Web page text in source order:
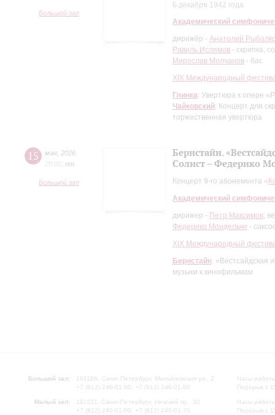
Большой зал
6 декабря 1942 года
Академический
дирижёр - Анатолий
Равиль Ислямов - скрипка,
Мирослав Молчанов - бас
XIХ Международный
Глинка: Увертюра к опере
Чайковский: Концерт для
торжественная увертюра
15 мая 2026
20:00 пт
Большой зал
Бернстайн.
Солист – Федерико
Концерт 9-го абонемента «
Академический
дирижер - Петр Максимов;
Федерико Мондельчи -
XIХ Международный
Бернстайн: «Вестсайдская
музыки к кинофильмам
Большой зал:
191186, Санкт-Петербург, Михайловская ул., 2
+7 (812) 240-01-00, +7 (812) 240-01-80
Малый зал:
191011, Санкт-Петербург, Невский пр., 30
+7 (812) 240-01-00, +7 (812) 240-01-70
Часы
Перерыв с
Часы
Перерыв с